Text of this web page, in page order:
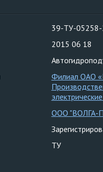
39-ТУ-
2015 06 18
Филиал ОАО
ООО "ВОЛГА-
ТУ